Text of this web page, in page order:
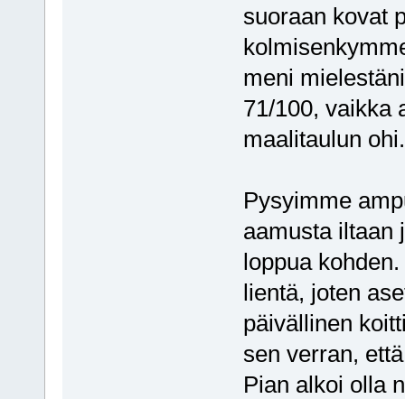
suoraan kovat
meni
71/100, vaikka
maalitaulun ohi.
Pysyimme
aamusta iltaan
loppua
lientä, joten
päivällinen
sen verran,
Pian alkoi olla